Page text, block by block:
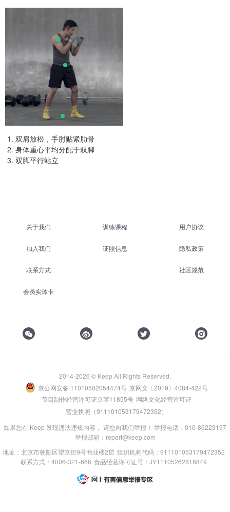
双肩放松，手肘贴紧肋骨
身体重心平均分配于双脚
双脚平行站立
关于我们
加入我们
联系方式
会员实体卡
训练课程
证照信息
用户协议
隐私政策
社区规范
2014-2026 © Keep All Rights Reserved.
京公网安备 11010502054474号 京网文〔2019〕4084-422号
节目制作经营许可证京字11855号 网络文化经营许可证
营业执照（911101053179472352）
如果您在 Keep 发现违法违规内容， 请您向我们举报！ 举报电话：010-86223197
举报邮箱：report@keep.com
地址：北京市朝阳区望京街9号商业楼2层 组织机构代码：911101053179472352
联系方式：4006-321-666 食品经营许可证号：JY11105262818849